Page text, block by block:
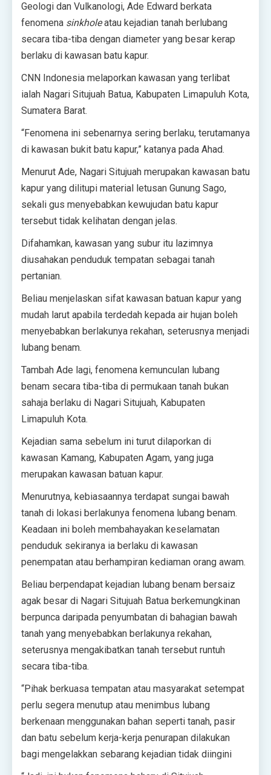
Geologi dan Vulkanologi, Ade Edward berkata
fenomena sinkholeatau kejadian tanah berlubang
secara tiba-tiba dengan diameter yang besar kerap
berlaku di kawasan batu kapur.
CNN Indonesia melaporkan kawasan yang terlibat
ialah Nagari Situjuah Batua, Kabupaten Limapuluh Kota,
Sumatera Barat.
“Fenomena ini sebenarnya sering berlaku, terutamanya
di kawasan bukit batu kapur,” katanya pada Ahad.
Menurut Ade, Nagari Situjuah merupakan kawasan batu
kapur yang dilitupi material letusan Gunung Sago,
sekali gus menyebabkan kewujudan batu kapur
tersebut tidak kelihatan dengan jelas.
Difahamkan, kawasan yang subur itu lazimnya
diusahakan penduduk tempatan sebagai tanah
pertanian.
Beliau menjelaskan sifat kawasan batuan kapur yang
mudah larut apabila terdedah kepada air hujan boleh
menyebabkan berlakunya rekahan, seterusnya menjadi
lubang benam.
Tambah Ade lagi, fenomena kemunculan lubang
benam secara tiba-tiba di permukaan tanah bukan
sahaja berlaku di Nagari Situjuah, Kabupaten
Limapuluh Kota.
Kejadian sama sebelum ini turut dilaporkan di
kawasan Kamang, Kabupaten Agam, yang juga
merupakan kawasan batuan kapur.
Menurutnya, kebiasaannya terdapat sungai bawah
tanah di lokasi berlakunya fenomena lubang benam.
Keadaan ini boleh membahayakan keselamatan
penduduk sekiranya ia berlaku di kawasan
penempatan atau berhampiran kediaman orang awam.
Beliau berpendapat kejadian lubang benam bersaiz
agak besar di Nagari Situjuah Batua berkemungkinan
berpunca daripada penyumbatan di bahagian bawah
tanah yang menyebabkan berlakunya rekahan,
seterusnya mengakibatkan tanah tersebut runtuh
secara tiba-tiba.
“Pihak berkuasa tempatan atau masyarakat setempat
perlu segera menutup atau menimbus lubang
berkenaan menggunakan bahan seperti tanah, pasir
dan batu sebelum kerja-kerja penurapan dilakukan
bagi mengelakkan sebarang kejadian tidak diingini